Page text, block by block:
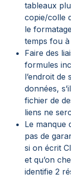
tableaux
copie/colle
le
temps fou à
Faire des
formules
l’endroit de
données,
fichier de
liens ne
Le manque
pas de
si on écrit
et qu’on
identifie 2